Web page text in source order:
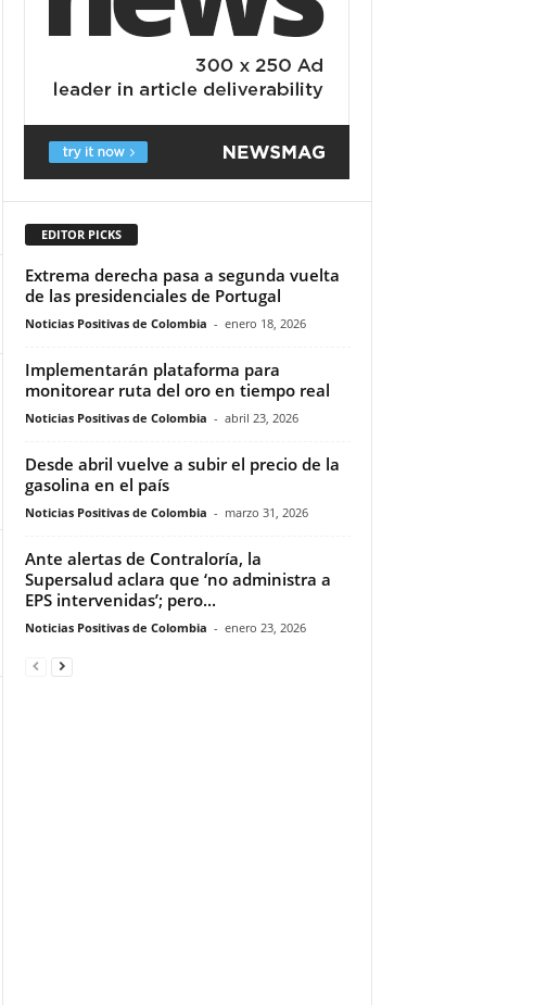
EDITOR PICKS
Extrema derecha pasa a segunda vuelta
de las presidenciales de Portugal
Noticias Positivas de Colombia - enero 18, 2026
Implementarán plataforma para
monitorear ruta del oro en tiempo real
Noticias Positivas de Colombia - abril 23, 2026
Desde abril vuelve a subir el precio de la
gasolina en el país
Noticias Positivas de Colombia - marzo 31, 2026
Ante alertas de Contraloría, la
Supersalud aclara que ‘no administra a
EPS intervenidas’; pero...
Noticias Positivas de Colombia - enero 23, 2026